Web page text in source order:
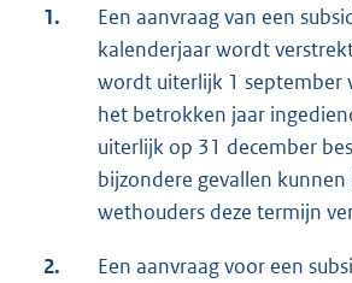
1.
Een aanvraag van een
kalenderjaar wordt verstrekt
wordt uiterlijk 1 september
het betrokken jaar
uiterlijk op 31 december
bijzondere gevallen
wethouders deze termijn
2.
Een aanvraag voor een